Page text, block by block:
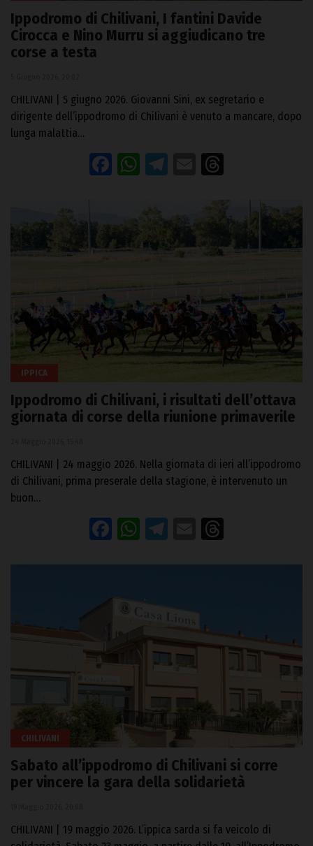
Ippodromo di Chilivani, I fantini Davide
Cirocca e Nino Murru si aggiudicano tre
corse a testa
CHILIVANI | 5 giugno 2026. Giovanni Sini, ex segretario e
dirigente dell’ippodromo di Chilivani è venuto a mancare, dopo
lunga malattia…
Facebook
WhatsApp
Telegram
Email
IPPICA
Ippodromo di Chilivani, i risultati dell’ottava
giornata di corse della riunione primaverile
CHILIVANI | 24 maggio 2026. Nella giornata di ieri all’ippodromo
di Chilivani, prima preserale della stagione, è intervenuto un
buon…
Facebook
WhatsApp
Telegram
Email
CHILIVANI
Sabato all’ippodromo di Chilivani si corre
per vincere la gara della solidarietà
CHILIVANI | 19 maggio 2026. L’ippica sarda si fa veicolo di